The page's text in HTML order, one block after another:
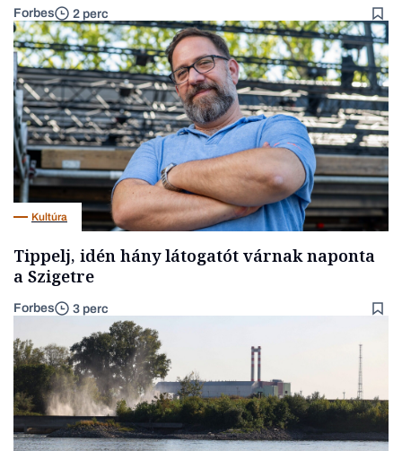
Forbes 2 perc
Kultúra
Tippelj, idén hány látogatót várnak naponta
a Szigetre
Forbes 3 perc